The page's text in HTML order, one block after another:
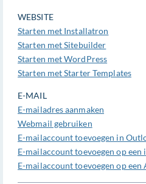
WEBSITE
Starten met Installatron
Starten met Sitebuilder
Starten met WordPress
Starten met Starter Templates
E-MAIL
E-mailadres aanmaken
Webmail gebruiken
E-mailaccount toevoegen in
E-mailaccount toevoegen op een
E-mailaccount toevoegen op een